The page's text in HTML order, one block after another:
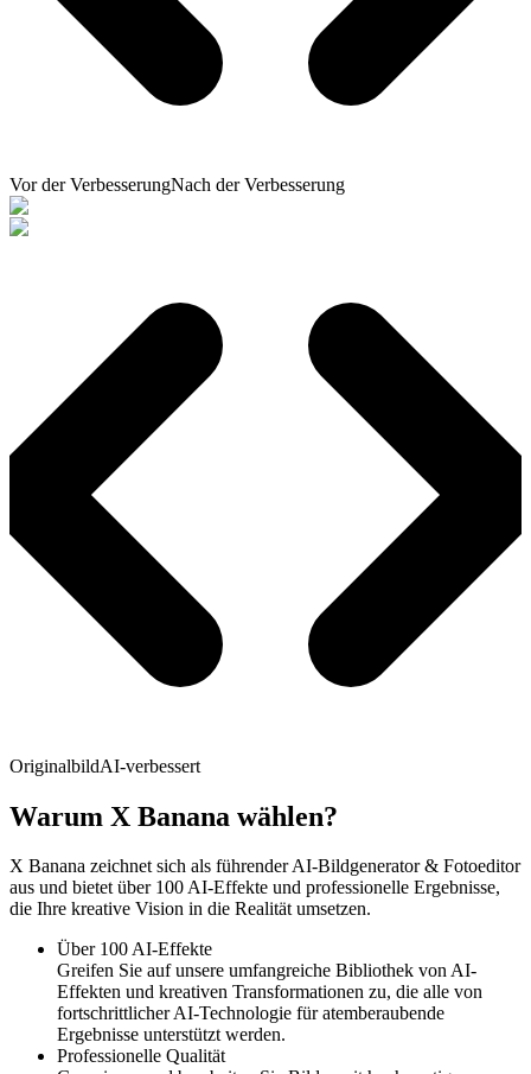
Vor der VerbesserungNach der Verbesserung
OriginalbildAI-verbessert
Warum X Banana wählen?
X Banana zeichnet sich als führender AI-Bildgenerator & Fotoeditor
aus und bietet über 100 AI-Effekte und professionelle Ergebnisse,
die Ihre kreative Vision in die Realität umsetzen.
Über 100 AI-Effekte
Greifen Sie auf unsere umfangreiche Bibliothek von AI-
Effekten und kreativen Transformationen zu, die alle von
fortschrittlicher AI-Technologie für atemberaubende
Ergebnisse unterstützt werden.
Professionelle Qualität